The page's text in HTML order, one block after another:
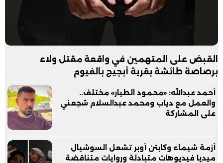
القبض على المتهمين في واقعة مقتل ولاء
برصاصة طائشة بقرية أبجيج بالفيوم
أحمد عبدالله: «محمود الطيار» مختلف..
والعمل مع دياب ومحمد عبدالسلام شجعني
على المشاركة
أزمة شيماء وكابتن أوبر تشعل السوشيال
ميديا فيديوهات متبادلة وروايات متناقضة